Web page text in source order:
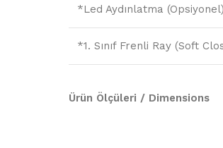
*Led Aydınlatma
*1. Sınıf Frenli Ray (Soft
Ürün Ölçüleri / Dimensions